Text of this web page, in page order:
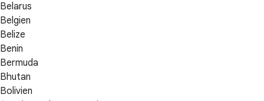
Belarus
Belgien
Belize
Benin
Bermuda
Bhutan
Bolivien